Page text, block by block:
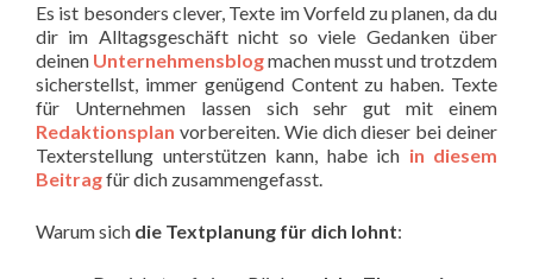
Es ist besonders clever, Texte im Vorfeld zu planen, da du
dir im Alltagsgeschäft nicht so viele Gedanken über
deinen Unternehmensblogmachen musst und trotzdem
sicherstellst, immer genügend Content zu haben. Texte
für Unternehmen lassen sich sehr gut mit einem
Redaktionsplan vorbereiten. Wie dich dieser bei deiner
Texterstellung unterstützen kann, habe ich in diesem
Beitragfür dich zusammengefasst.
Warum sich die Textplanung für dich lohnt: